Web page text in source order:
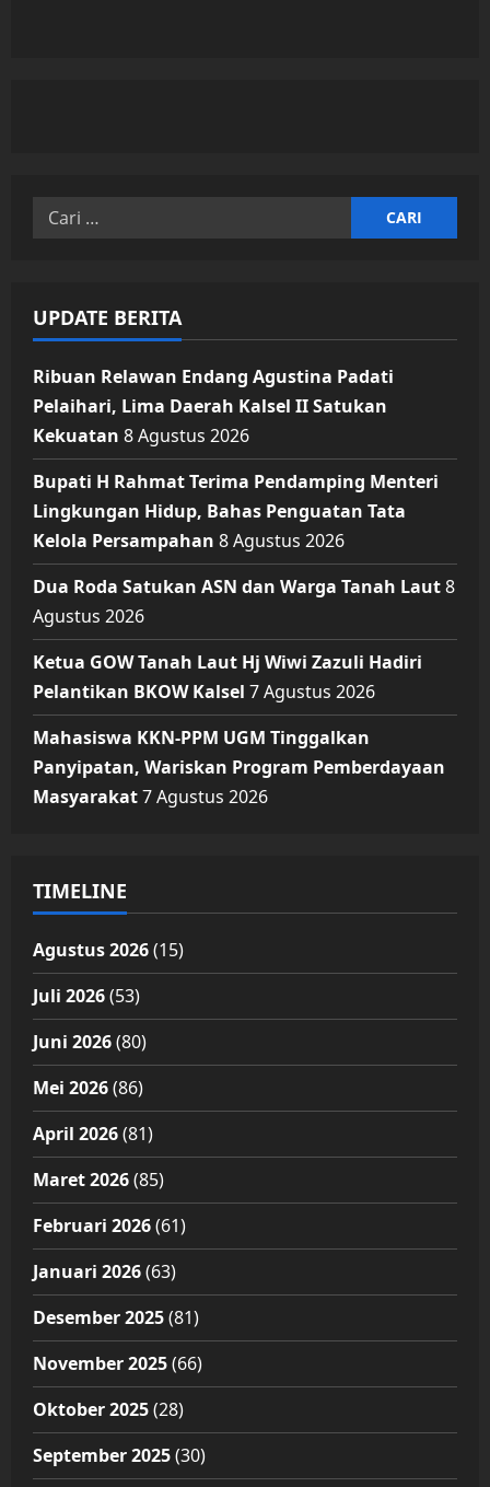
Cari
UPDATE BERITA
Ribuan Relawan Endang Agustina Padati
Pelaihari, Lima Daerah Kalsel II Satukan
Kekuatan 8 Agustus 2026
Bupati H Rahmat Terima Pendamping Menteri
Lingkungan Hidup, Bahas Penguatan Tata
Kelola Persampahan 8 Agustus 2026
Dua Roda Satukan ASN dan Warga Tanah Laut8
Agustus 2026
Ketua GOW Tanah Laut Hj Wiwi Zazuli Hadiri
Pelantikan BKOW Kalsel 7 Agustus 2026
Mahasiswa KKN-PPM UGM Tinggalkan
Panyipatan, Wariskan Program Pemberdayaan
Masyarakat7 Agustus 2026
TIMELINE
Agustus 2026(15)
Juli 2026(53)
Juni 2026(80)
Mei 2026(86)
April 2026(81)
Maret 2026(85)
Februari 2026(61)
Januari 2026(63)
Desember 2025(81)
November 2025(66)
Oktober 2025(28)
September 2025(30)